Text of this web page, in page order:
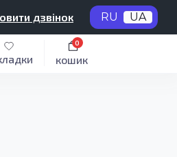
дзвінок RU UA
кошик
0